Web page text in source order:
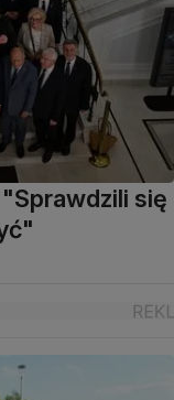
się